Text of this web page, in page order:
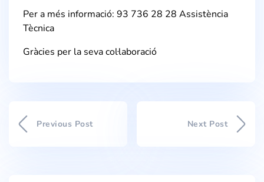
Per a més informació: 93 736 28 28 Assistència
Tècnica
Gràcies per la seva col·laboració
Previous Post Next Post